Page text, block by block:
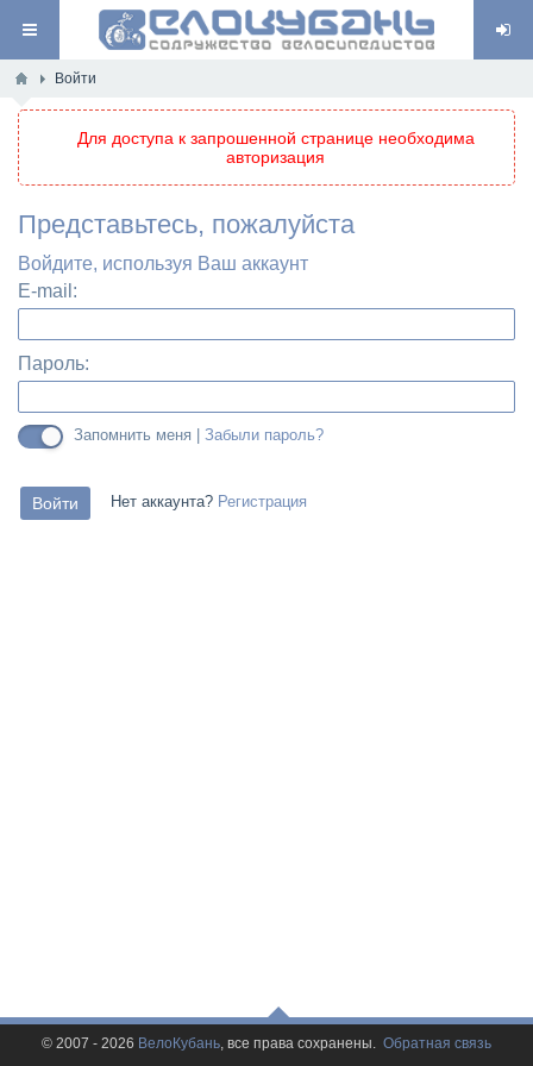
Войти
Для доступа к запрошенной странице необходима
авторизация
Представьтесь, пожалуйста
Войдите, используя Ваш аккаунт
E-mail:
Пароль:
Запомнить меня | Забыли пароль?
Нет аккаунта? Регистрация
© 2007 - 2026 ВелоКубань, все права сохранены. Обратная связь